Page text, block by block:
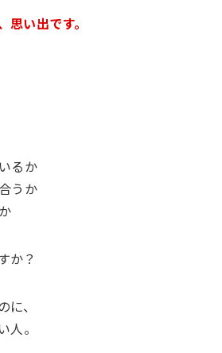
い出です。
るか
うか
か？
、
人。